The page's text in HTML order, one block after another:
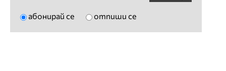
абонирай се отпиши се